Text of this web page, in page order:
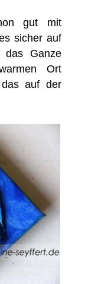
gut mit
sicher auf
das Ganze
Ort
auf der